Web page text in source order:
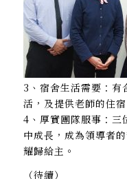
3、宿舍生活需要：有
活，及提供老師的住宿
4、厚實團隊服事：三
中成長，成為領導者
耀歸給主。
（待續）